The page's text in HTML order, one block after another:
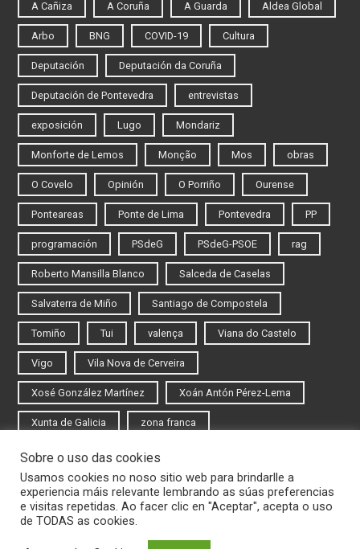
A Cañiza A Coruña A Guarda Aldea Global
Arbo BNG COVID-19 Cultura
Deputación Deputación da Coruña
Deputación de Pontevedra entrevistas
exposición Lugo Mondariz
Monforte de Lemos Monção Mos obras
O Covelo Opinión O Porriño Ourense
Ponteareas Ponte de Lima Pontevedra PP
programación PSdeG PSdeG-PSOE rag
Roberto Mansilla Blanco Salceda de Caselas
Salvaterra de Miño Santiago de Compostela
Tomiño Tui valença Viana do Castelo
Vigo Vila Nova de Cerveira
Xosé González Martínez Xoán Antón Pérez-Lema
Xunta de Galicia zona franca
Iniciar sesión
Rexistrarse
Sobre o uso das cookies
Usamos cookies no noso sitio web para brindarlle a
experiencia máis relevante lembrando as súas preferencias
e visitas repetidas. Ao facer clic en "Aceptar", acepta o uso
de TODAS as cookies.